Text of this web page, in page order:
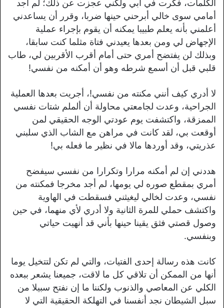
الكلمات، فكرت في أبي ولكني عجزت عن ذلك؛ لم أجد
أمامي سوى خالي أبرحني حينها ضربا، وقرر أن يساعدني
أعلمني بأنه يعلم طبيبا يمكنه أن يقوم بإجراء عملية
الإجهاض لي ومن بعدها يعيدني فتاة مثلما كنت سابقا،
وبذلك لن يفتضح أمري حتى أمام أقرب الأقربين لي، طاب
قلبي قبل أن أسمع شرطه وهو أن أمكنه من نفسي!
لا أدري كيف أنني مكنته من نفسي!، أجريت بعدها العملية
الجراحية، وعدت لجامعتي محاولة أن ألملم شتات نفسي
الممزقة، واكتشفت يوم عودتي الوجه الحقيقي لمن
أوقعت بي، لقد كانت في مراهن مع الشاب الذي سلبني
عذريتي، وقد أوردها مالا في نظير ما فعله بي!
هددني إن لم أمكنه مرارا وتكرارا من نفسي سيفضح
أمري بمقطع صوره لي يومها، لم أجد مخرجا فمكنته من
نفسي، وعدت لخالي ليغيثني فسقطت في الهاوية
واكتشف حملي للمرة الثانية ولا أدري لأي منهما، في حين
وصول قصتي فثق يقينا حينها بأني قد أنهيت حياتي
وبنفسي.
كانت هذه رسالة إحدى الفتيات، والتي لم تكن لتتخيل يوما
أنها من الممكن أن تلاقي كل ما لاقت، جميعنا يشعر ببعده
الكلي عن المعاصي والذنوب ولكننا ما إن نفتح سبيلا من
سبل الشيطان نجد أنفسنا في التهلكة الحقيقية التي لا